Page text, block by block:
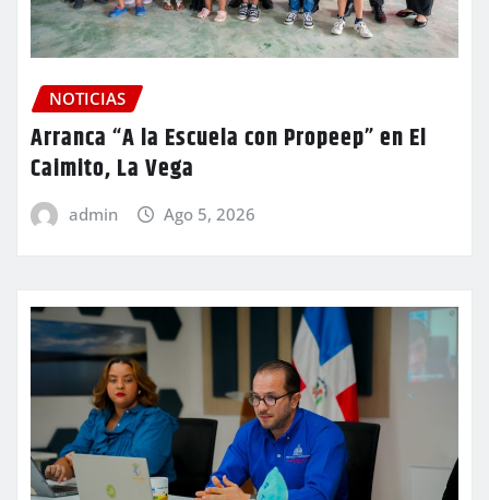
NOTICIAS
Arranca “A la Escuela con Propeep” en El
Caimito, La Vega
admin Ago 5, 2026